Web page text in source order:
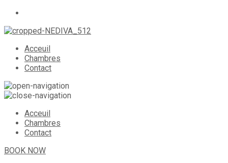
Acceuil
Chambres
Contact
Acceuil
Chambres
Contact
BOOK NOW